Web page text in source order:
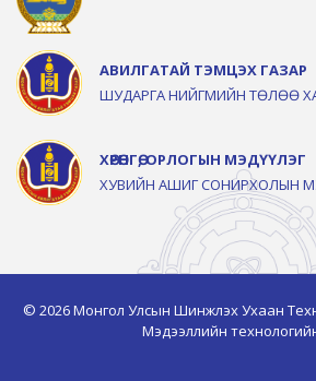
АВИЛГАТАЙ ТЭМЦЭХ ГАЗАР
ШУДАРГА НИЙГМИЙН ТӨЛӨӨ
ХӨРӨНГӨ, ОРЛОГЫН МЭДҮҮЛЭГ
ХУВИЙН АШИГ СОНИРХОЛЫН
© 2026 Монгол Улсын Шинжлэх Ухаан
Мэдээллийн